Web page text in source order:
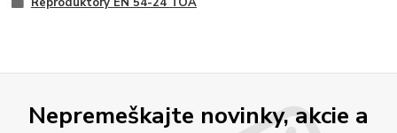
Nepremeškajte novinky, akcie a